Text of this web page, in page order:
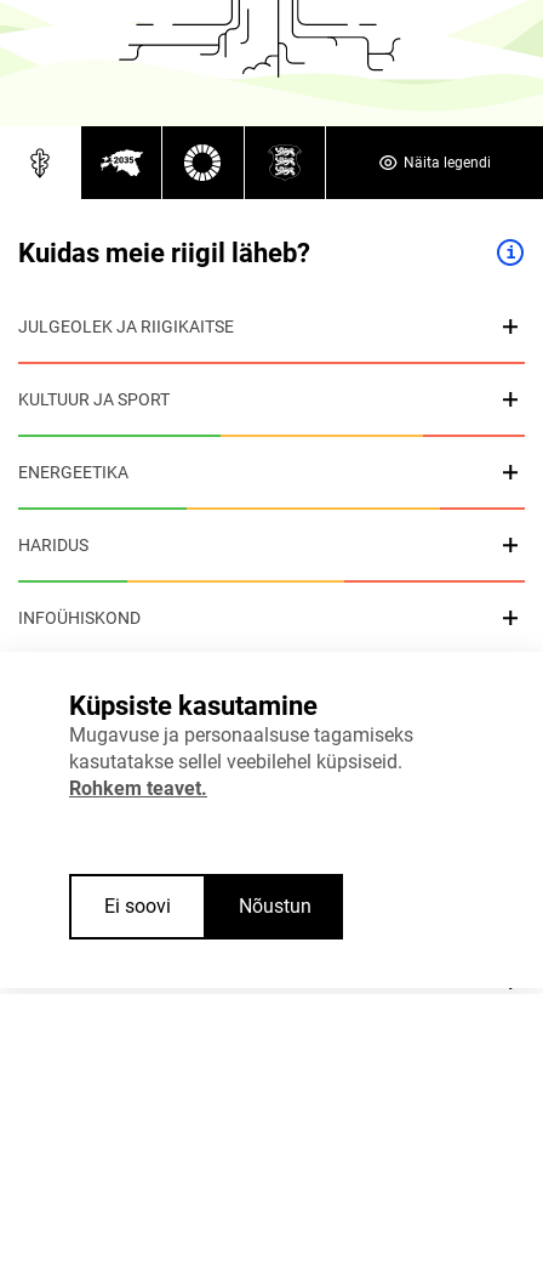
Näita legendi
Kuidas meie riigil läheb?
JULGEOLEK JA RIIGIKAITSE
KULTUUR JA SPORT
ENERGEETIKA
HARIDUS
INFOÜHISKOND
KESKKOND
SIDUS ÜHISKOND
Küpsiste kasutamine
Mugavuse ja personaalsuse tagamiseks
kasutatakse sellel veebilehel küpsiseid.
Rohkem teavet.
Ei soovi Nõustun